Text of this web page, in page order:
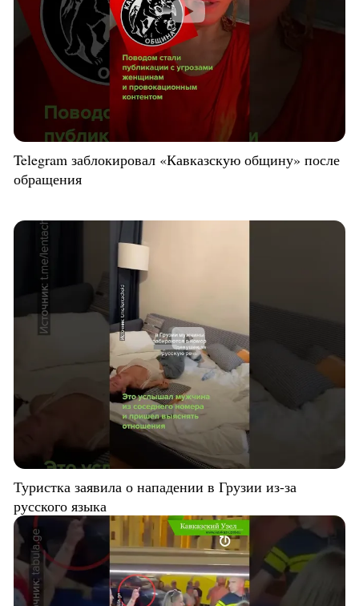
Telegram заблокировал «Кавказскую общину» после
обращения
Туристка заявила о нападении в Грузии из-за
русского языка